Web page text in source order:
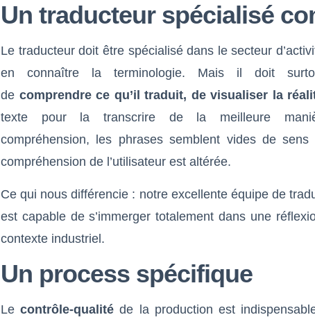
Un traducteur spécialisé
Le traducteur doit être spécialisé dans le secteur
en connaître la terminologie. Mais il doit
de comprendre ce qu’il traduit, de visualiser la
texte pour la transcrire de la meilleure
compréhension, les phrases semblent vides de
compréhension de l’utilisateur est altérée.
Ce qui nous différencie : notre excellente équipe de
est capable de s’immerger totalement dans une
contexte industriel.
Un process spécifique
Lecontrôle-qualité de la production est